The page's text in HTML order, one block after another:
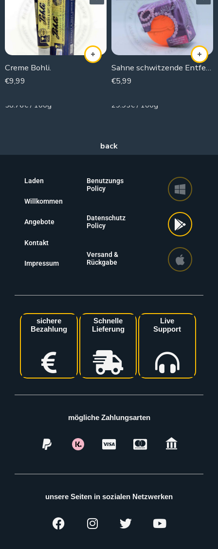
Creme Bohli.
€9,99
58.76€ / 100g
Sahne schwitzende Entfernerperlen
€5,99
29.95€ / 100g
Laden
Willkommen
Angebote
Kontakt
Impressum
Benutzungs
Policy
Datenschutz
Policy
Versand &
Rückgabe
sichere
Bezahlung
Schnelle
Lieferung
Live
Support
mögliche Zahlungsarten
unsere Seiten in sozialen Netzwerken